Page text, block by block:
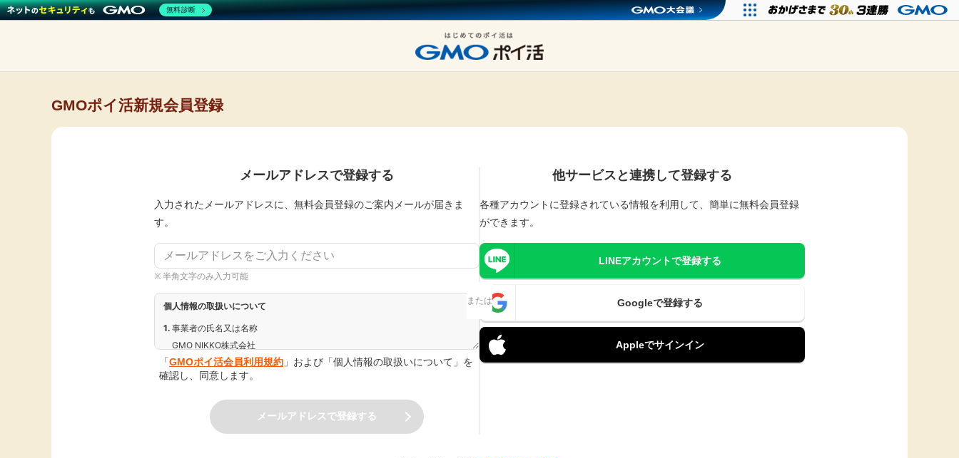
GMOポイ活新規会員登録
メールアドレスで登録する
入力されたメールアドレスに、無料会員登録のご案内メールが届きま
す。
半角文字のみ入力可能
個人情報の取扱いについて
事業者の氏名又は名称
GMO NIKKO株式会社
個人情報保護管理者（若しくはその代理人）の氏名又は職名、所属及び連絡
管理者職名：事業推進本部 開発部 マネージャー
メールアドレス：nk_pmark@koukoku.jp
「GMOポイ活会員利用規約 」および「個人情報の取扱いについて」を
確認し、同意します。
メールアドレスで登録する
他サービスと連携して登録する
各種アカウントに登録されている情報を利用して、簡単に無料会員登録
ができます。
LINEアカウントで登録する
Googleで登録する
Appleでサインイン
無料診断